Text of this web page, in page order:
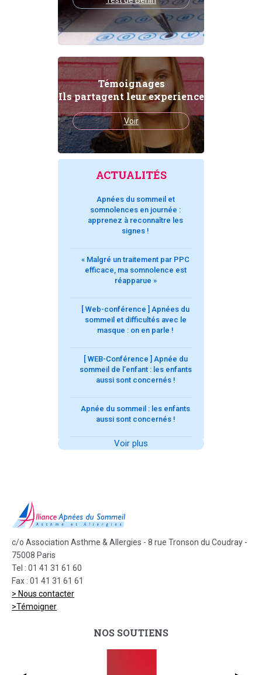
Témoignages
Ils partagent leur experience
Voir
ACTUALITÉS
Apnées du sommeil et
somnolences en journée :
apprenez à reconnaître les
signes !
« Malgré un traitement par PPC
efficace, ma somnolence est
réapparue »
[ Web-conférence ] Apnées du
sommeil et difficultés avec le
masque : on en parle !
[ WEB-Conférence ] Apnée du
sommeil de l’enfant : les enfants
aussi sont concernés !
Apnée du sommeil : les enfants
aussi sont concernés !
Voir plus
c/o Association Asthme & Allergies - 8 rue Tronson du Coudray -
75008 Paris
Tel : 01 41 31 61 60
Fax : 01 41 31 61 61
> Nous contacter
>Témoigner
NOS SOUTIENS